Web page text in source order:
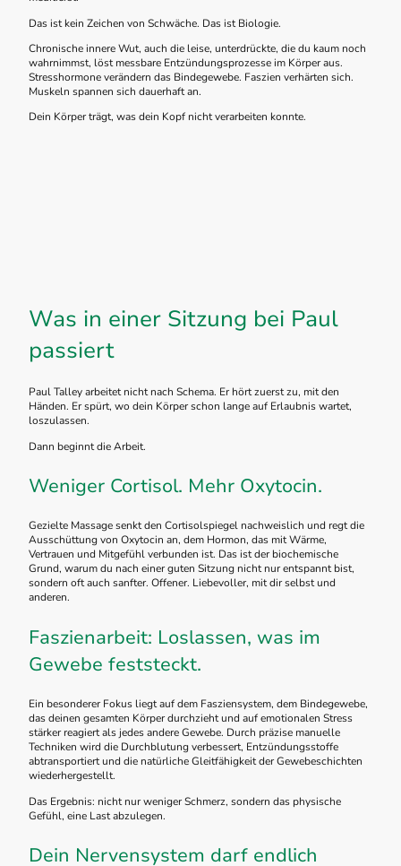
Das ist kein Zeichen von Schwäche. Das ist Biologie.
Chronische innere Wut, auch die leise, unterdrückte, die du kaum noch
wahrnimmst, löst messbare Entzündungsprozesse im Körper aus.
Stresshormone verändern das Bindegewebe. Faszien verhärten sich.
Muskeln spannen sich dauerhaft an.
Dein Körper trägt, was dein Kopf nicht verarbeiten konnte.
Was in einer Sitzung bei Paul
passiert
Paul Talley arbeitet nicht nach Schema. Er hört zuerst zu, mit den
Händen. Er spürt, wo dein Körper schon lange auf Erlaubnis wartet,
loszulassen.
Dann beginnt die Arbeit.
Weniger Cortisol. Mehr Oxytocin.
Gezielte Massage senkt den Cortisolspiegel nachweislich und regt die
Ausschüttung von Oxytocin an, dem Hormon, das mit Wärme,
Vertrauen und Mitgefühl verbunden ist. Das ist der biochemische
Grund, warum du nach einer guten Sitzung nicht nur entspannt bist,
sondern oft auch sanfter. Offener. Liebevoller, mit dir selbst und
anderen.
Faszienarbeit: Loslassen, was im
Gewebe feststeckt.
Ein besonderer Fokus liegt auf dem Fasziensystem, dem Bindegewebe,
das deinen gesamten Körper durchzieht und auf emotionalen Stress
stärker reagiert als jedes andere Gewebe. Durch präzise manuelle
Techniken wird die Durchblutung verbessert, Entzündungsstoffe
abtransportiert und die natürliche Gleitfähigkeit der Gewebeschichten
wiederhergestellt.
Das Ergebnis: nicht nur weniger Schmerz, sondern das physische
Gefühl, eine Last abzulegen.
Dein Nervensystem darf endlich